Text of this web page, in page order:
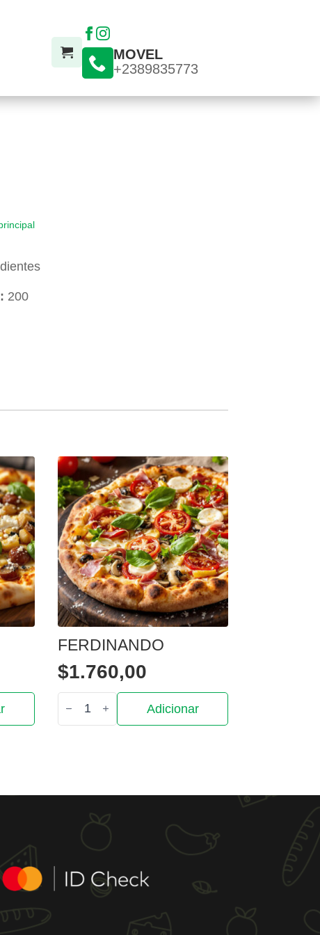
MOVEL
+2389835773
200
FERDINANDO
$1.760,00
Quantidade
de
Ferdinando
Adicionar